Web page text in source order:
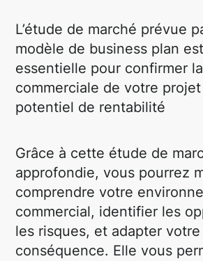
L’étude de marché prévue
modèle de business plan
essentielle pour confirmer
commerciale de votre
potentiel de rentabilité
Grâce à cette étude de
approfondie, vous pourrez
comprendre votre
commercial, identifier les
les risques, et adapter
conséquence. Elle vous